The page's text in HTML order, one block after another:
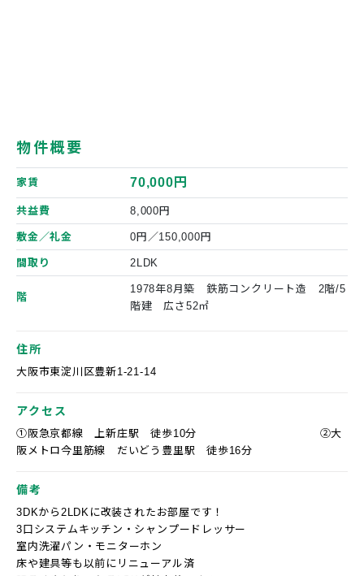
物件概要
家賃 70,000円
共益費 8,000円
敷金／礼金 0円／150,000円
間取り 2LDK
階
1978年8月築 鉄筋コンクリート造 2階/5
階建 広さ52㎡
住所
大阪市東淀川区豊新1-21-14
アクセス
①阪急京都線 上新庄駅 徒歩10分 ②大
阪メトロ今里筋線 だいどう豊里駅 徒歩16分
備考
3DKから2LDKに改装されたお部屋です！
3口システムキッチン・シャンプードレッサー
室内洗濯パン・モニターホン
床や建具等も以前にリニューアル済